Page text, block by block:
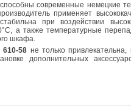
современные немецкие
применяет
при воздействии
а также температурные
шкафа.
610-58 не только
дополнительных